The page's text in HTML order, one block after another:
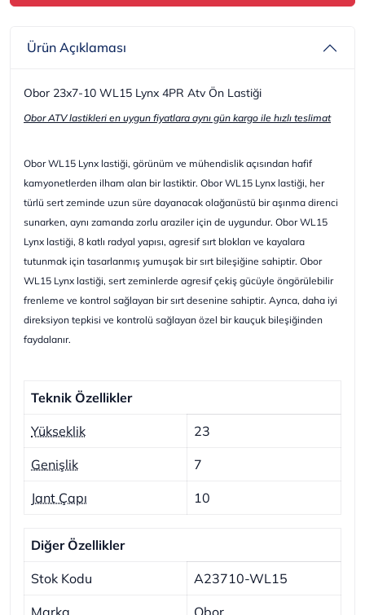
Ürün Açıklaması
Obor 23x7-10 WL15 Lynx 4PR Atv Ön Lastiği
Obor ATV lastikleri en uygun fiyatlara aynı gün kargo ile hızlı teslimat
Obor WL15 Lynx lastiği, görünüm ve mühendislik açısından hafif
kamyonetlerden ilham alan bir lastiktir. Obor WL15 Lynx lastiği, her
türlü sert zeminde uzun süre dayanacak olağanüstü bir aşınma direnci
sunarken, aynı zamanda zorlu araziler için de uygundur. Obor WL15
Lynx lastiği, 8 katlı radyal yapısı, agresif sırt blokları ve kayalara
tutunmak için tasarlanmış yumuşak bir sırt bileşiğine sahiptir. Obor
WL15 Lynx lastiği, sert zeminlerde agresif çekiş gücüyle öngörülebilir
frenleme ve kontrol sağlayan bir sırt desenine sahiptir. Ayrıca, daha iyi
direksiyon tepkisi ve kontrolü sağlayan özel bir kauçuk bileşiğinden
faydalanır.
Teknik Özellikler
Yükseklik 23
Genişlik 7
Jant Çapı 10
Diğer Özellikler
Stok Kodu A23710-WL15
Marka Obor